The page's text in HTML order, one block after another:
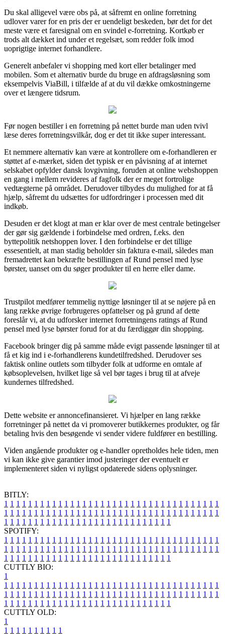
Du skal alligevel være obs på, at såfremt en online forretning
udlover varer for en pris der er uendeligt beskeden, bør det for det
meste være et faresignal om en svindel e-forretning. Kortkøb er
trods alt dækket ind under et regelsæt, som redder folk imod
uoprigtige internet forhandlere.
Generelt anbefaler vi shopping med kort eller betalinger med
mobilen. Som et alternativ burde du bruge en afdragsløsning som
eksempelvis ViaBill, i tilfælde af at du vil dække omkostningerne
over et længere tidsrum.
Før nogen bestiller i en forretning på nettet burde man uden tvivl
læse deres forretningsvilkår, dog er det tit ikke super interessant.
Et nemmere alternativ kan være at kontrollere om e-forhandleren er
støttet af e-mærket, siden det typisk er en påvisning af at internet
selskabet opfylder dansk lovgivning, foruden at online webshoppen
en gang i mellem revideres af fagfolk der er meget fortrolige
vedtægterne på området. Derudover tilbydes du mulighed for at få
hjælp, såfremt du udsættes for udfordringer i processen med dit
indkøb.
Desuden er det klogt at man er klar over de mest centrale betingelser
der gør sig gældende i forbindelse med ordren, f.eks. den
byttepolitik netshoppen lover. I den forbindelse er det tillige
essesentielt, at man stadig beholder sin faktura e-mail, således man
fremadrettet kan bekræfte bestillingen af Rund pensel med lyse
børster, uanset om du søger produkter til en herre eller dame.
Trustpilot medfører temmelig nyttige løsninger til at se nøjere på en
lang række øvrige forbrugeres opfattelser og på grund af dette
foreslår vi, at du udforsker internet forretningens ratings af Rund
pensel med lyse børster forud for at du færdiggør din shopping.
Facebook bringer dig på samme måde evigt passende løsninger til at
få et kig ind i e-forhandlerens kundetilfredshed. Derudover ses
faktisk online outlets som tilbyder folk at udforme en omtale af
købsoplevelsen, hvilket lige så vel bør tages i brug til at afveje
kundernes tilfredshed.
Dette website er annoncefinansieret. Vi hjælper en lang række
forretninger på nettet da vi promoverer butikkernes produkter, og får
betaling hvis den besøgende vi sender videre fuldfører en bestilling.
Viden angående produkter og e-handler opretholdes hele tiden, men
vi kan ikke give garantier imod justeringer der eventuelt er
implementeret siden vi nyligst opdaterede sidens oplysninger.
BITLY:
1 1 1 1 1 1 1 1 1 1 1 1 1 1 1 1 1 1 1 1 1 1 1 1 1 1 1 1 1 1 1 1 1 1 1 1
1 1 1 1 1 1 1 1 1 1 1 1 1 1 1 1 1 1 1 1 1 1 1 1 1 1 1 1 1 1 1 1 1 1 1 1
1 1 1 1 1 1 1 1 1 1 1 1 1 1 1 1 1 1 1 1 1 1 1 1 1 1 1 1
SPOTIFY:
1 1 1 1 1 1 1 1 1 1 1 1 1 1 1 1 1 1 1 1 1 1 1 1 1 1 1 1 1 1 1 1 1 1 1 1
1 1 1 1 1 1 1 1 1 1 1 1 1 1 1 1 1 1 1 1 1 1 1 1 1 1 1 1 1 1 1 1 1 1 1 1
1 1 1 1 1 1 1 1 1 1 1 1 1 1 1 1 1 1 1 1 1 1 1 1 1 1 1 1
CUTTLY BIO:
1
1 1 1 1 1 1 1 1 1 1 1 1 1 1 1 1 1 1 1 1 1 1 1 1 1 1 1 1 1 1 1 1 1 1 1 1
1 1 1 1 1 1 1 1 1 1 1 1 1 1 1 1 1 1 1 1 1 1 1 1 1 1 1 1 1 1 1 1 1 1 1 1
1 1 1 1 1 1 1 1 1 1 1 1 1 1 1 1 1 1 1 1 1 1 1 1 1 1 1 1
CUTTLY OLD:
1
1 1 1 1 1 1 1 1 1 1